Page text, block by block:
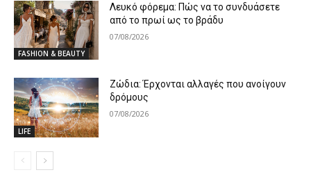
FASHION & BEAUTY
Λευκό φόρεμα: Πώς να το συνδυάσετε
από το πρωί ως το βράδυ
07/08/2026
LIFE
Ζώδια: Έρχονται αλλαγές που ανοίγουν
δρόμους
07/08/2026